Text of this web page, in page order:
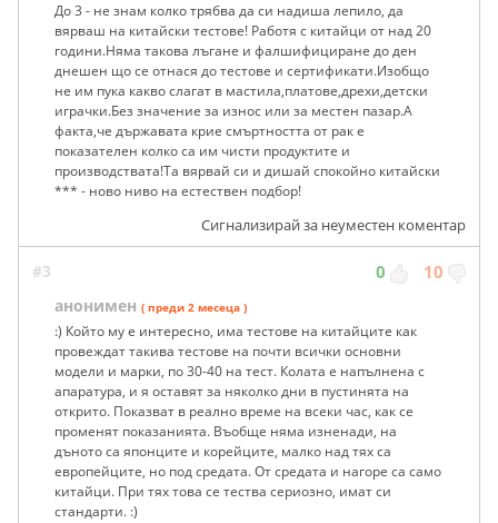
До 3 - не знам колко трябва да си надиша лепило, да
вярваш на китайски тестове! Работя с китайци от над 20
години.Няма такова лъгане и фалшифициране до ден
днешен що се отнася до тестове и сертификати.Изобщо
не им пука какво слагат в мастила,платове,дрехи,детски
играчки.Без значение за износ или за местен пазар.А
факта,че държавата крие смъртността от рак е
показателен колко са им чисти продуктите и
производствата!Та вярвай си и дишай спокойно китайски
*** - ново ниво на естествен подбор!
Сигнализирай за неуместен коментар
#3 0 10
анонимен ( преди 2 месеца )
:) Който му е интересно, има тестове на китайците как
провеждат такива тестове на почти всички основни
модели и марки, по 30-40 на тест. Колата е напълнена с
апаратура, и я оставят за няколко дни в пустинята на
открито. Показват в реално време на всеки час, как се
променят показанията. Въобще няма изненади, на
дъното са японците и корейците, малко над тях са
европейците, но под средата. От средата и нагоре са само
китайци. При тях това се тества сериозно, имат си
стандарти. :)